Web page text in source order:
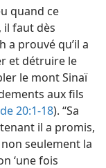
quand ce
il faut dès
a prouvé qu’il a
et détruire le
le mont Sinaï
aux fils
20:1-18). “Sa
il a promis,
seulement la
‘une fois